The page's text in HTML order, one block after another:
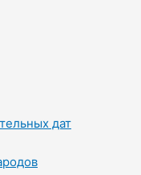
дат